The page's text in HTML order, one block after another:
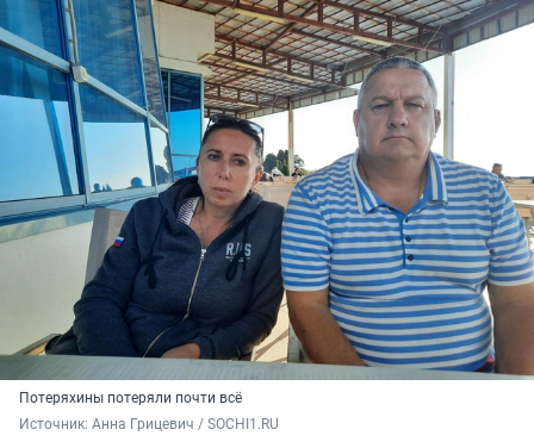
Потеряхины потеряли почти всё
Источник: Анна Грицевич / SOCHI1.RU